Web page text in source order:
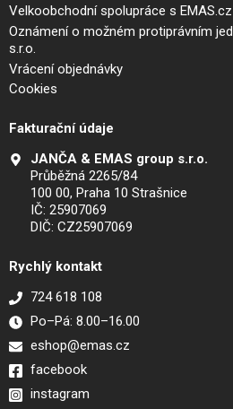
Velkoobchodní spolupráce s EMAS.cz
Oznámení o možném protiprávním
s.r.o.
Vrácení objednávky
Cookies
Fakturační údaje
JANČA & EMAS group s.r.o.
Průběžná 2265/84
100 00, Praha 10 Strašnice
IČ: 25907069
DIČ: CZ25907069
Rychlý kontakt
724 618 108
Po–Pá: 8.00–16.00
eshop@emas.cz
facebook
instagram